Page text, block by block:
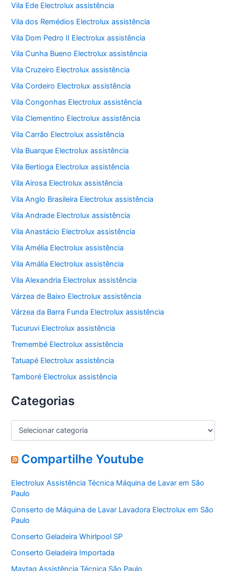
Vila Ede Electrolux assistência
Vila dos Remédios Electrolux assistência
Vila Dom Pedro II Electrolux assistência
Vila Cunha Bueno Electrolux assistência
Vila Cruzeiro Electrolux assistência
Vila Cordeiro Electrolux assistência
Vila Congonhas Electrolux assistência
Vila Clementino Electrolux assistência
Vila Carrão Electrolux assistência
Vila Buarque Electrolux assistência
Vila Bertioga Electrolux assistência
Vila Airosa Electrolux assistência
Vila Anglo Brasileira Electrolux assistência
Vila Andrade Electrolux assistência
Vila Anastácio Electrolux assistência
Vila Amélia Electrolux assistência
Vila Amália Electrolux assistência
Vila Alexandria Electrolux assistência
Várzea de Baixo Electrolux assistência
Várzea da Barra Funda Electrolux assistência
Tucuruvi Electrolux assistência
Tremembé Electrolux assistência
Tatuapé Electrolux assistência
Tamboré Electrolux assistência
Categorias
C
e
g
r
i
a
s
Compartilhe Youtube
Electrolux Assistência Técnica Máquina de Lavar em São
Paulo
Conserto de Máquina de Lavar Lavadora Electrolux em São
Paulo
Conserto Geladeira Whirlpool SP
Conserto Geladeira Importada
Maytag Assistência Técnica São Paulo